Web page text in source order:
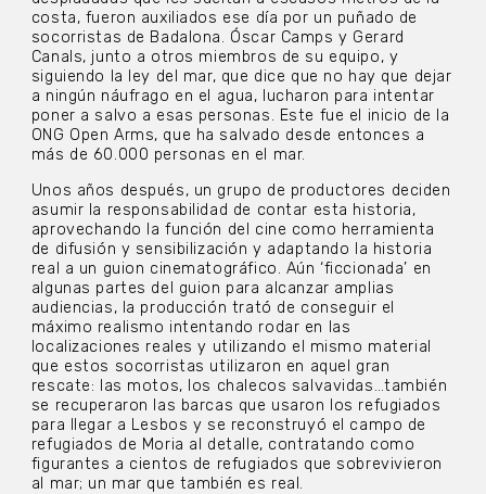
costa, fueron auxiliados ese día por un puñado de
socorristas de Badalona. Óscar Camps y Gerard
Canals, junto a otros miembros de su equipo, y
siguiendo la ley del mar, que dice que no hay que dejar
a ningún náufrago en el agua, lucharon para intentar
poner a salvo a esas personas. Este fue el inicio de la
ONG Open Arms, que ha salvado desde entonces a
más de 60.000 personas en el mar.
Unos años después, un grupo de productores deciden
asumir la responsabilidad de contar esta historia,
aprovechando la función del cine como herramienta
de difusión y sensibilización y adaptando la historia
real a un guion cinematográfico. Aún ‘ficcionada’ en
algunas partes del guion para alcanzar amplias
audiencias, la producción trató de conseguir el
máximo realismo intentando rodar en las
localizaciones reales y utilizando el mismo material
que estos socorristas utilizaron en aquel gran
rescate: las motos, los chalecos salvavidas…también
se recuperaron las barcas que usaron los refugiados
para llegar a Lesbos y se reconstruyó el campo de
refugiados de Moria al detalle, contratando como
figurantes a cientos de refugiados que sobrevivieron
al mar; un mar que también es real.